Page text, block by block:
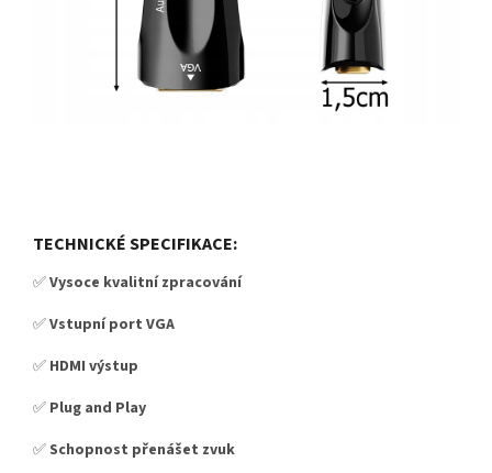
TECHNICKÉ SPECIFIKACE:
✅Vysoce kvalitní zpracování
✅Vstupní port VGA
✅ HDMI výstup
✅ Plug and Play
✅Schopnost přenášet zvuk